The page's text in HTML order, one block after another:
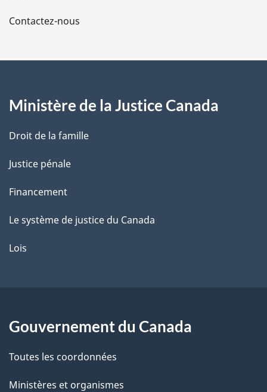
a
e
Contactez-nous
Ministère de la Justice Canada
Droit de la famille
Justice pénale
Financement
Le système de justice du Canada
Lois
Gouvernement du Canada
Toutes les coordonnées
Ministères et organismes